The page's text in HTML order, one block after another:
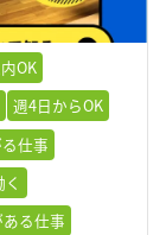
OK
週4日からOK
仕事
る仕事